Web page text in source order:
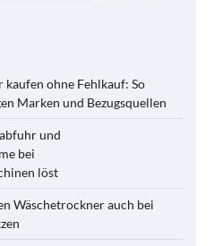
ohne Fehlkauf: So
Marken und Bezugsquellen
und
bei
löst
Wäschetrockner auch bei